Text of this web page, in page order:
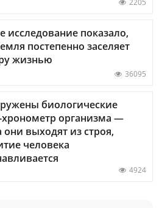
исследование показало,
постепенно заселяет
жизнью
36095
биологические
хронометр организма —
они выходят из строя,
человека
4924